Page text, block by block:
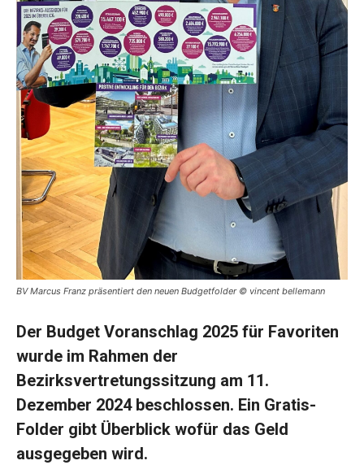
BV Marcus Franz präsentiert den neuen Budgetfolder © vincent bellemann
Der Budget Voranschlag 2025 für Favoriten
wurde im Rahmen der
Bezirksvertretungssitzung am 11.
Dezember 2024 beschlossen. Ein Gratis-
Folder gibt Überblick wofür das Geld
ausgegeben wird.